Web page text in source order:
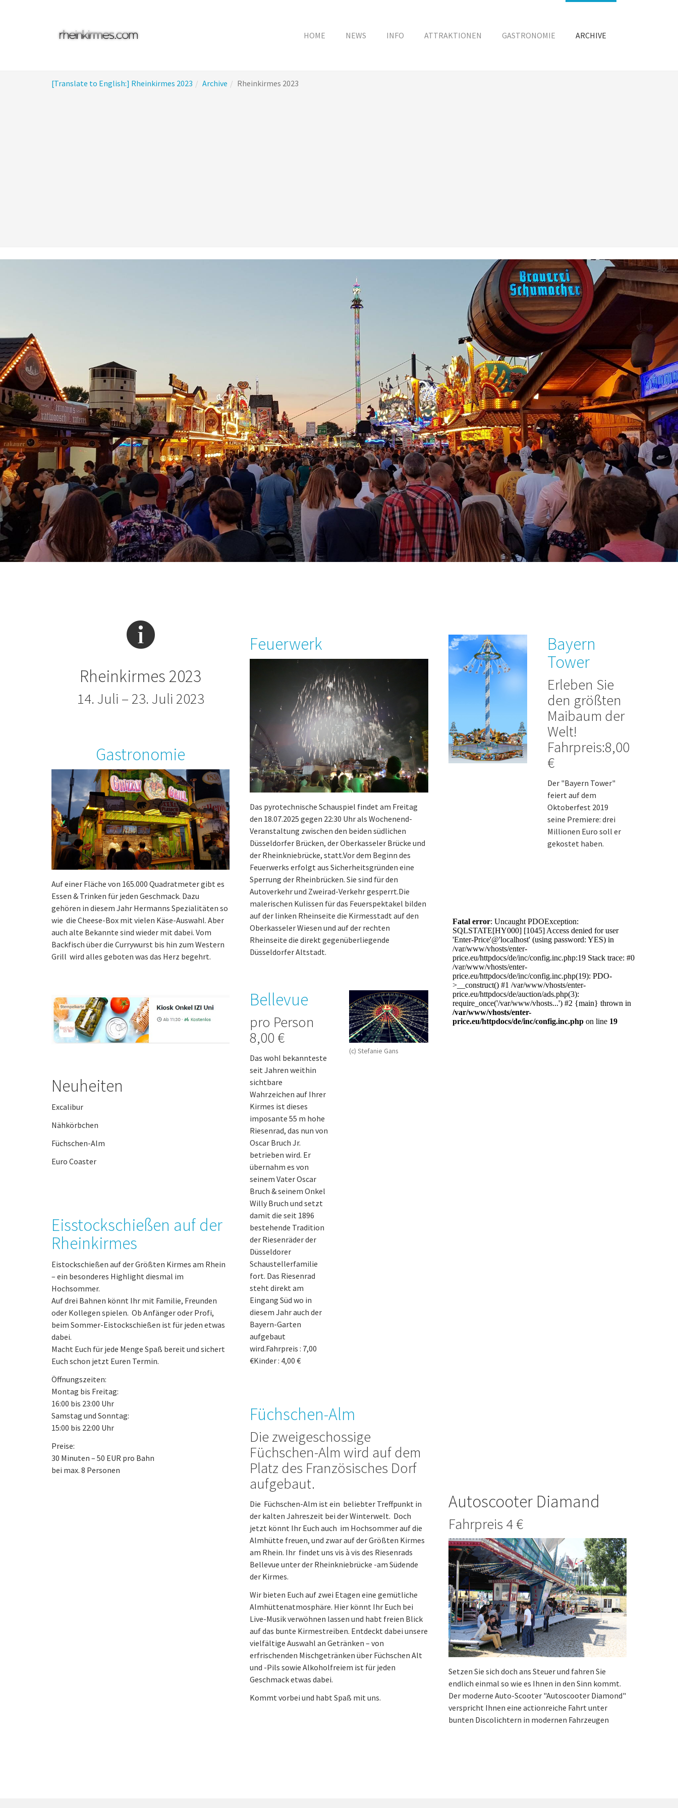
HOME NEWS INFO ATTRAKTIONEN GASTRONOMIE ARCHIVE
are
[Translate to English:] Rheinkirmes 2023 Archive Rheinkirmes 2023
Rheinkirmes 2023
14. Juli – 23. Juli 2023
Gastronomie
Auf einer Fläche von 165.000 Quadratmeter gibt es
Essen & Trinken für jeden Geschmack. Dazu
gehören in diesem Jahr Hermanns Spezialitäten so
wie die Cheese-Box mit vielen Käse-Auswahl. Aber
auch alte Bekannte sind wieder mit dabei. Vom
Backfisch über die Currywurst bis hin zum Western
Grill wird alles geboten was das Herz begehrt.
Neuheiten
Excalibur
Nähkörbchen
Füchschen-Alm
Euro Coaster
Eisstockschießen auf der
Rheinkirmes
Eistockschießen auf der Größten Kirmes am Rhein
– ein besonderes Highlight diesmal im
Hochsommer.
Auf drei Bahnen könnt Ihr mit Familie, Freunden
oder Kollegen spielen. Ob Anfänger oder Profi,
beim Sommer-Eistockschießen ist für jeden etwas
dabei.
Macht Euch für jede Menge Spaß bereit und sichert
Euch schon jetzt Euren Termin.
Öffnungszeiten:
Montag bis Freitag:
16:00 bis 23:00 Uhr
Samstag und Sonntag:
15:00 bis 22:00 Uhr
Preise:
30 Minuten – 50 EUR pro Bahn
bei max. 8 Personen
Feuerwerk
Das pyrotechnische Schauspiel findet am Freitag
den 18.07.2025 gegen 22:30 Uhr als Wochenend-
Veranstaltung zwischen den beiden südlichen
Düsseldorfer Brücken, der Oberkasseler Brücke und
der Rheinkniebrücke, statt.Vor dem Beginn des
Feuerwerks erfolgt aus Sicherheitsgründen eine
Sperrung der Rheinbrücken. Sie sind für den
Autoverkehr und Zweirad-Verkehr gesperrt.Die
malerischen Kulissen für das Feuerspektakel bilden
auf der linken Rheinseite die Kirmesstadt auf den
Oberkasseler Wiesen und auf der rechten
Rheinseite die direkt gegenüberliegende
Düsseldorfer Altstadt.
(c) Stefanie Gans
Bellevue
pro Person
8,00 €
Das wohl bekannteste
seit Jahren weithin
sichtbare
Wahrzeichen auf Ihrer
Kirmes ist dieses
imposante 55 m hohe
Riesenrad, das nun von
Oscar Bruch Jr.
betrieben wird. Er
übernahm es von
seinem Vater Oscar
Bruch & seinem Onkel
Willy Bruch und setzt
damit die seit 1896
bestehende Tradition
der Riesenräder der
Düsseldorer
Schaustellerfamilie
fort. Das Riesenrad
steht direkt am
Eingang Süd wo in
diesem Jahr auch der
Bayern-Garten
aufgebaut
wird.Fahrpreis : 7,00
€Kinder : 4,00 €
Füchschen-Alm
Die zweigeschossige
Füchschen-Alm wird auf dem
Platz des Französisches Dorf
aufgebaut.
Die Füchschen-Alm ist ein beliebter Treffpunkt in
der kalten Jahreszeit bei der Winterwelt. Doch
jetzt könnt Ihr Euch auch im Hochsommer auf die
Almhütte freuen, und zwar auf der Größten Kirmes
am Rhein. Ihr findet uns vis à vis des Riesenrads
Bellevue unter der Rheinkniebrücke -am Südende
der Kirmes.
Wir bieten Euch auf zwei Etagen eine gemütliche
Almhüttenatmosphäre. Hier könnt Ihr Euch bei
Live-Musik verwöhnen lassen und habt freien Blick
auf das bunte Kirmestreiben. Entdeckt dabei unsere
vielfältige Auswahl an Getränken – von
erfrischenden Mischgetränken über Füchschen Alt
und -Pils sowie Alkoholfreiem ist für jeden
Geschmack etwas dabei.
Kommt vorbei und habt Spaß mit uns.
Bayern
Tower
Erleben Sie
den größten
Maibaum der
Welt!
Fahrpreis:8,00
€
Der "Bayern Tower"
feiert auf dem
Oktoberfest 2019
seine Premiere: drei
Millionen Euro soll er
gekostet haben.
Autoscooter Diamand
Fahrpreis 4 €
Setzen Sie sich doch ans Steuer und fahren Sie
endlich einmal so wie es Ihnen in den Sinn kommt.
Der moderne Auto-Scooter "Autoscooter Diamond"
verspricht Ihnen eine actionreiche Fahrt unter
bunten Discolichtern in modernen Fahrzeugen